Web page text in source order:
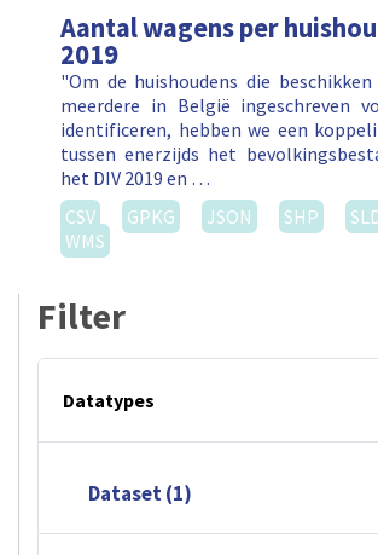
Aantal wagens per
2019
"Om de huishoudens die
meerdere in België ingeschreven
identificeren, hebben we een
tussen enerzijds het
het DIV 2019 en …
CSV
GPKG JSON SHP
WMS
Filter
Datatypes
Dataset (1)